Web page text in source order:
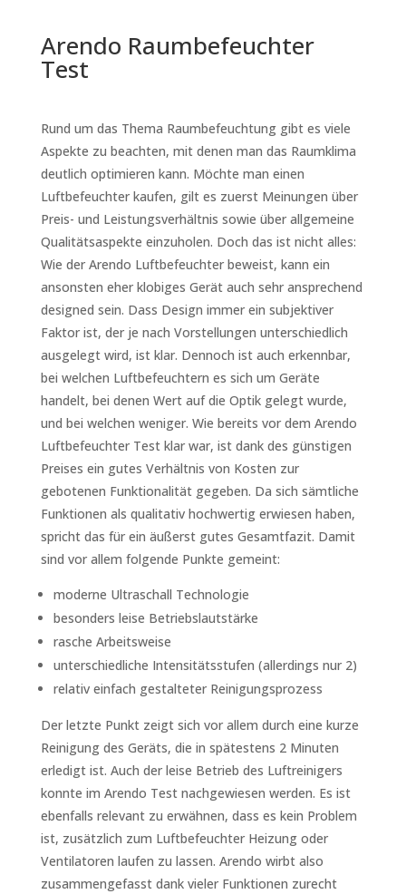
Arendo Raumbefeuchter
Test
Rund um das Thema Raumbefeuchtung gibt es viele
Aspekte zu beachten, mit denen man das Raumklima
deutlich optimieren kann. Möchte man einen
Luftbefeuchter kaufen, gilt es zuerst Meinungen über
Preis- und Leistungsverhältnis sowie über allgemeine
Qualitätsaspekte einzuholen. Doch das ist nicht alles:
Wie der Arendo Luftbefeuchter beweist, kann ein
ansonsten eher klobiges Gerät auch sehr ansprechend
designed sein. Dass Design immer ein subjektiver
Faktor ist, der je nach Vorstellungen unterschiedlich
ausgelegt wird, ist klar. Dennoch ist auch erkennbar,
bei welchen Luftbefeuchtern es sich um Geräte
handelt, bei denen Wert auf die Optik gelegt wurde,
und bei welchen weniger. Wie bereits vor dem Arendo
Luftbefeuchter Test klar war, ist dank des günstigen
Preises ein gutes Verhältnis von Kosten zur
gebotenen Funktionalität gegeben. Da sich sämtliche
Funktionen als qualitativ hochwertig erwiesen haben,
spricht das für ein äußerst gutes Gesamtfazit. Damit
sind vor allem folgende Punkte gemeint:
moderne Ultraschall Technologie
besonders leise Betriebslautstärke
rasche Arbeitsweise
unterschiedliche Intensitätsstufen (allerdings nur 2)
relativ einfach gestalteter Reinigungsprozess
Der letzte Punkt zeigt sich vor allem durch eine kurze
Reinigung des Geräts, die in spätestens 2 Minuten
erledigt ist. Auch der leise Betrieb des Luftreinigers
konnte im Arendo Test nachgewiesen werden. Es ist
ebenfalls relevant zu erwähnen, dass es kein Problem
ist, zusätzlich zum Luftbefeuchter Heizung oder
Ventilatoren laufen zu lassen. Arendo wirbt also
zusammengefasst dank vieler Funktionen zurecht